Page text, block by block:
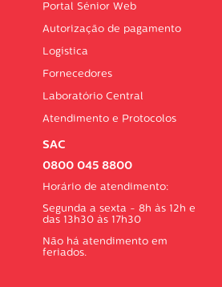
Portal Sénior Web
Autorização de pagamento
Logística
Fornecedores
Laboratório Central
Atendimento e Protocolos
SAC
0800 045 8800
Horário de atendimento:
Segunda a sexta - 8h às 12h e
das 13h30 às 17h30
Não há atendimento em
feriados.